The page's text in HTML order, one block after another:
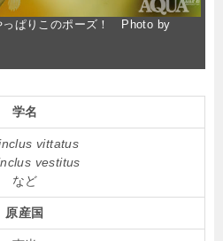
っぱりこのポーズ！ Photo by
学名
vittatus
vestitus
など
原産国